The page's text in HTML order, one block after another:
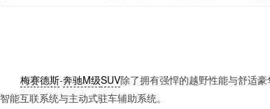
梅赛德斯-奔驰M级SUV除了拥有强悍的越野性能与舒适
智能互联系统与主动式驻车辅助系统。